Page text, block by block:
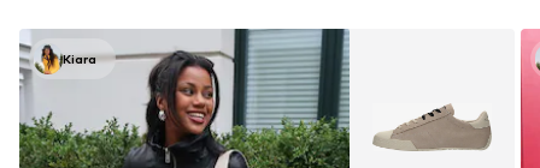
Kiara